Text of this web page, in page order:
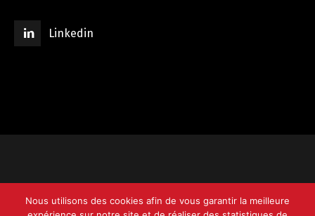
Linkedin
Nous utilisons des cookies afin de vous garantir la meilleure